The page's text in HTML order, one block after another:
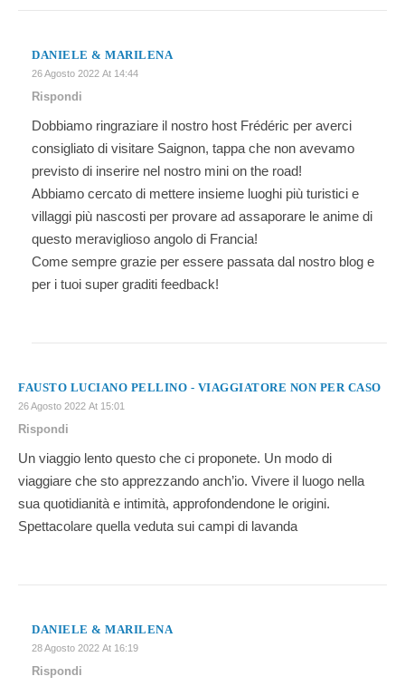
DANIELE & MARILENA
26 Agosto 2022 At 14:44
Rispondi
Dobbiamo ringraziare il nostro host Frédéric per averci
consigliato di visitare Saignon, tappa che non avevamo
previsto di inserire nel nostro mini on the road!
Abbiamo cercato di mettere insieme luoghi più turistici e
villaggi più nascosti per provare ad assaporare le anime di
questo meraviglioso angolo di Francia!
Come sempre grazie per essere passata dal nostro blog e
per i tuoi super graditi feedback!
FAUSTO LUCIANO PELLINO - VIAGGIATORE NON PER CASO
26 Agosto 2022 At 15:01
Rispondi
Un viaggio lento questo che ci proponete. Un modo di
viaggiare che sto apprezzando anch’io. Vivere il luogo nella
sua quotidianità e intimità, approfondendone le origini.
Spettacolare quella veduta sui campi di lavanda
DANIELE & MARILENA
28 Agosto 2022 At 16:19
Rispondi